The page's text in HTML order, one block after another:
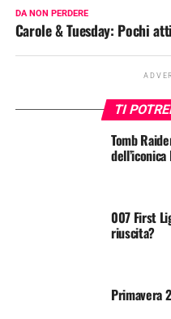
DA NON PERDERE
Carole & Tuesday: Pochi
TI
Tomb
007 First
riuscita?
Primavera